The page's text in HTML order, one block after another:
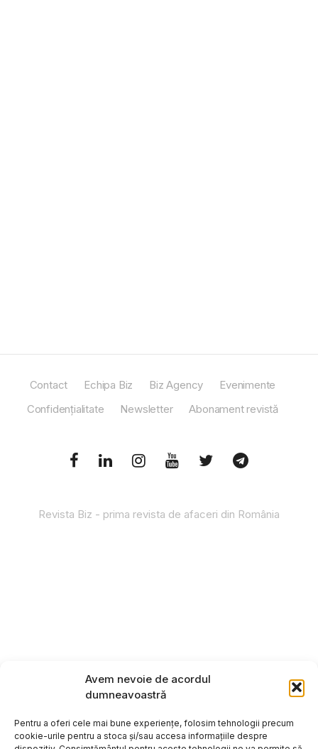
Avem nevoie de acordul
dumneavoastră
Pentru a oferi cele mai bune experiențe, folosim tehnologii precum
cookie-urile pentru a stoca și/sau accesa informațiile despre
Contact Echipa Biz Biz Agency
Evenimente
Confidențialitate
Newsletter Abonament revistă
Revista Biz - prima revista de afaceri din România